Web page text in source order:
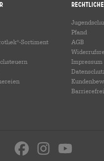
®-Sortiment
Pfand
AGB
Impressum